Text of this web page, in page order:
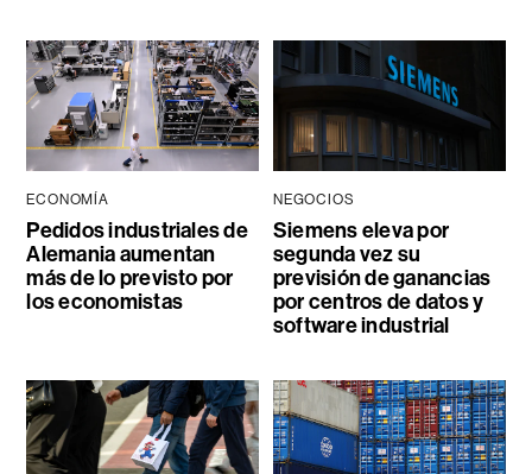
ECONOMÍA
Pedidos industriales de
Alemania aumentan
más de lo previsto por
los economistas
NEGOCIOS
Siemens eleva por
segunda vez su
previsión de ganancias
por centros de datos y
software industrial